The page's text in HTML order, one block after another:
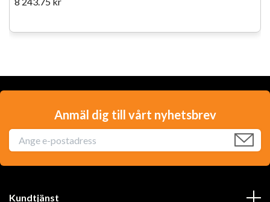
Anmäl dig till vårt nyhetsbrev
Kundtjänst